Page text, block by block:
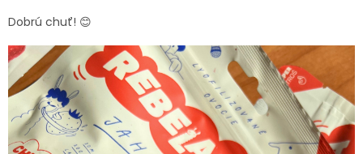
Dobrú chuť! 😊